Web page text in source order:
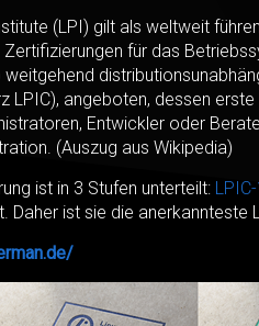
(LPI) gilt als weltweit
für das
LPIC), angeboten, dessen
Entwickler oder
(Auszug aus Wikipedia)
ist in 3 Stufen unterteilt: LPIC-
Daher ist sie die anerkannteste